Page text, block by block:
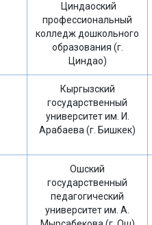
Циндаоский
профессиональный
колледж дошкольного
образования (г.
Циндао)
Кыргызский
государственный
университет им. И.
Арабаева (г. Бишкек)
Ошский
государственный
педагогический
университет им. А.